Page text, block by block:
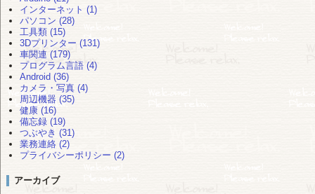
インターネット (1)
パソコン (28)
工具類 (15)
3Dプリンター (131)
車関連 (179)
プログラム言語 (4)
Android (36)
カメラ・写真 (4)
周辺機器 (35)
健康 (16)
備忘録 (19)
つぶやき (31)
業務連絡 (2)
プライバシーポリシー (2)
アーカイブ